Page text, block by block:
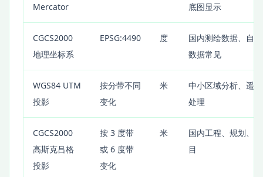
Mercator
底图显示
CGCS2000
地理坐标系
EPSG:4490 度
国内测绘数据、自
数据常见
WGS84 UTM
投影
按分带不同
变化
米
中小区域分析、遥
处理
CGCS2000
高斯克吕格
投影
按 3 度带
或 6 度带
变化
米
国内工程、规划、
目